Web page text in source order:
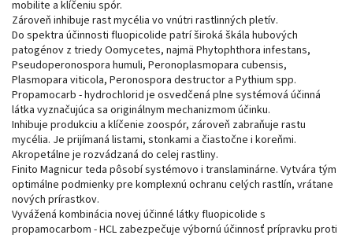
mobilite a klíčeniu spór.
Zároveň inhibuje rast mycélia vo vnútri rastlinných pletív.
Do spektra účinnosti fluopicolide patrí široká škála hubových
patogénov z triedy Oomycetes, najmä Phytophthora infestans,
Pseudoperonospora humuli, Peronoplasmopara cubensis,
Plasmopara viticola, Peronospora destructor a Pythium spp.
Propamocarb - hydrochlorid je osvedčená plne systémová účinná
látka vyznačujúca sa originálnym mechanizmom účinku.
Inhibuje produkciu a klíčenie zoospór, zároveň zabraňuje rastu
mycélia. Je prijímaná listami, stonkami a čiastočne i koreňmi.
Akropetálne je rozvádzaná do celej rastliny.
Finito Magnicur teda pôsobí systémovo i translaminárne. Vytvára tým
optimálne podmienky pre komplexnú ochranu celých rastlín, vrátane
nových prírastkov.
Vyvážená kombinácia novej účinné látky fluopicolide s
propamocarbom - HCL zabezpečuje výbornú účinnosť prípravku proti